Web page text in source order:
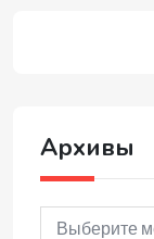
Архивы
Архивы